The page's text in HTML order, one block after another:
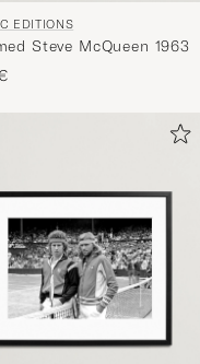
EDITIONS
Steve McQueen 1963